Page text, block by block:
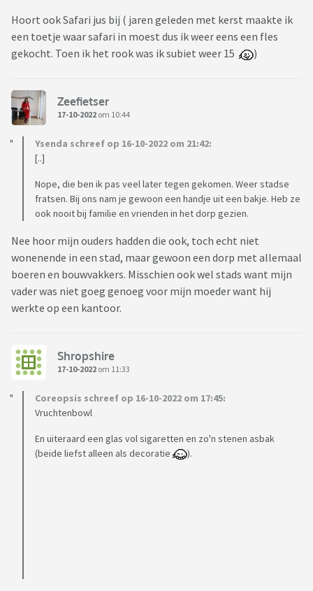
Hoort ook Safari jus bij ( jaren geleden met kerst maakte ik
een toetje waar safari in moest dus ik weer eens een fles
gekocht. Toen ik het rook was ik subiet weer 15
)
Zeefietser
17-10-2022 om 10:44
Ysenda schreef op 16-10-2022 om 21:42:
[..]
Nope, die ben ik pas veel later tegen gekomen. Weer stadse
fratsen. Bij ons nam je gewoon een handje uit een bakje. Heb ze
ook nooit bij familie en vrienden in het dorp gezien.
Nee hoor mijn ouders hadden die ook, toch echt niet
wonenende in een stad, maar gewoon een dorp met allemaal
boeren en bouwvakkers. Misschien ook wel stads want mijn
vader was niet goeg genoeg voor mijn moeder want hij
werkte op een kantoor.
Shropshire
17-10-2022 om 11:33
Coreopsis schreef op 16-10-2022 om 17:45:
Vruchtenbowl
En uiteraard een glas vol sigaretten en zo'n stenen asbak
(beide liefst alleen als decoratie
).